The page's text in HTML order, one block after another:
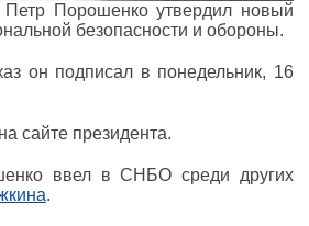
Петр Порошенко утвердил новый
безопасности и обороны.
он подписал в понедельник, 16
сайте президента.
ввел в СНБО среди других
.